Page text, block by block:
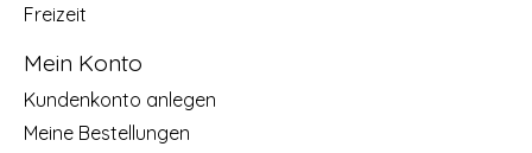
Freizeit
Mein Konto
Kundenkonto anlegen
Meine Bestellungen